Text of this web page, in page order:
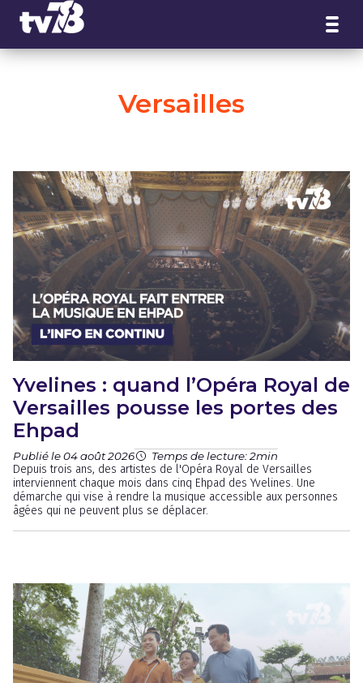
Versailles
Yvelines : quand l’Opéra Royal de
Versailles pousse les portes des
Ehpad
Publié le 04 août 2026 Temps de lecture: 2min
Depuis trois ans, des artistes de l'Opéra Royal de Versailles
interviennent chaque mois dans cinq Ehpad des Yvelines. Une
démarche qui vise à rendre la musique accessible aux personnes
âgées qui ne peuvent plus se déplacer.
Panneau de gestion des cookies